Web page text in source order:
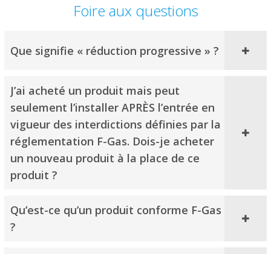
Foire aux questions
Que signifie « réduction progressive » ?
J’ai acheté un produit mais peut
seulement l’installer APRÈS l’entrée en
vigueur des interdictions définies par la
réglementation F-Gas. Dois-je acheter
un nouveau produit à la place de ce
produit ?
Qu’est-ce qu’un produit conforme F-Gas
?